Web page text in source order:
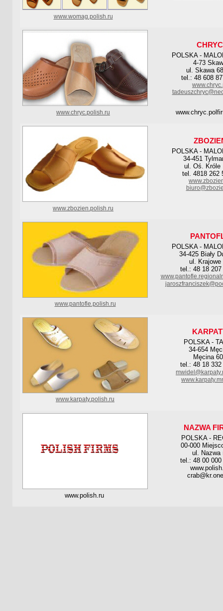
www.womag.polish.ru
CHRYC
POLSKA -
4-73
ul. Skawa
tel.: 48 608
www.chryc.polish.ru
POLSKA -
34-451
ul. Oś. Króle
tel. 4818 262
www.zbozien.polish.ru
POLSKA -
34-425 Biały
ul. Krajowe
tel.: 48 18 207
www.pantofle.polish.ru
POLSKA -
34-654
Męcina
tel.: 48 18 332
www.karpaty.polish.ru
NAZWA
POLSKA -
00-000
ul. Nazwa
tel.: 48 00 000
www.polish.ru